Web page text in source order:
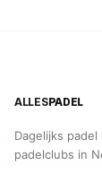
ALLESPADEL
Dagelijks
padelclubs in